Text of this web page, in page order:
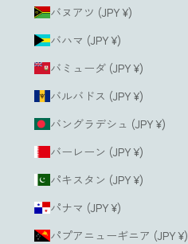
バヌアツ (JPY ¥)
バハマ (JPY ¥)
バミューダ (JPY ¥)
バルバドス (JPY ¥)
バングラデシュ (JPY ¥)
バーレーン (JPY ¥)
パキスタン (JPY ¥)
パナマ (JPY ¥)
パプアニューギニア (JPY ¥)